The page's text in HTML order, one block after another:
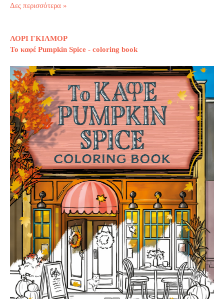
Δες περισσότερα »
ΛΟΡΙ ΓΚΙΛΜΟΡ
Το καφέ Pumpkin Spice - coloring book